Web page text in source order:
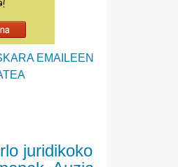
EMAILEEN
juridikoko